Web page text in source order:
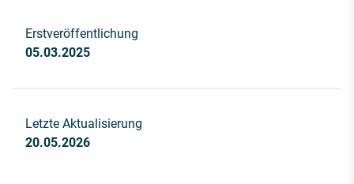
Erstveröffentlichung
05.03.2025
Letzte Aktualisierung
20.05.2026